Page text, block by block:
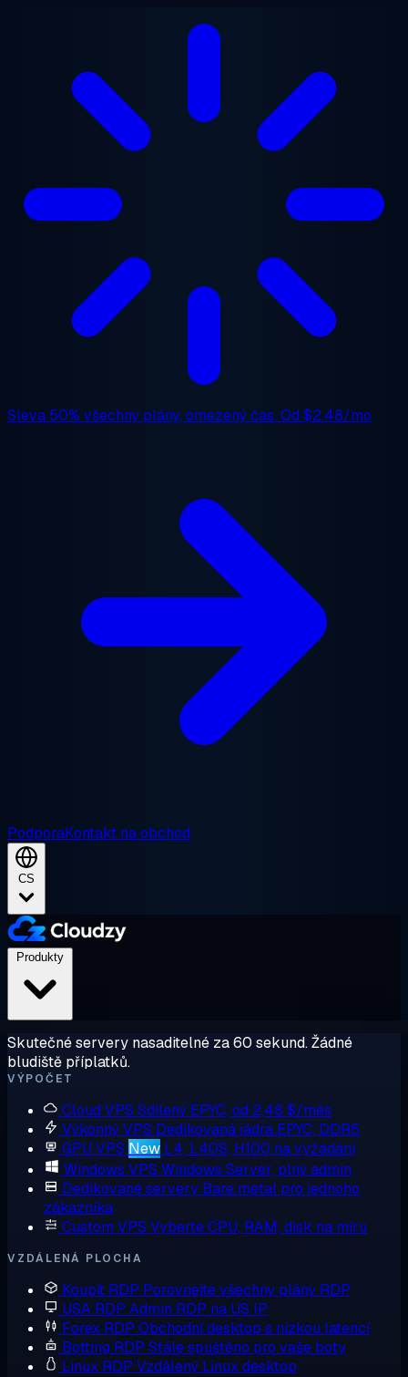
Sleva 50% všechny plány, omezený čas. Od $2.48/mo
PodporaKontakt na obchod
CS
Skutečné servery nasaditelné za 60 sekund. Žádné
bludiště příplatků.
VÝPOČET
Cloud VPS Sdílený EPYC, od 2,48 $/měs
Výkonný VPS Dedikovaná jádra EPYC, DDR5
GPU VPS New L4, L40S, H100 na vyžádání
Windows VPS Windows Server, plný admin
Dedikované servery Bare metal pro jednoho
zákazníka
Custom VPS Vyberte CPU, RAM, disk na míru
VZDÁLENÁ PLOCHA
Koupit RDP Porovnejte všechny plány RDP
USA RDP Admin RDP na US IP
Forex RDP Obchodní desktop s nízkou latencí
Botting RDP Stále spuštěno pro vaše boty
Linux RDP Vzdálený Linux desktop